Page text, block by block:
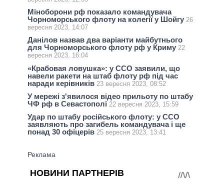
Міноборони рф показало командувача
Чорноморського флоту на колегії у Шойгу 26
вересня 2023, 14:07
Данілов назвав два варіанти майбутнього
для Чорноморського флоту рф у Криму 22
вересня 2023, 16:04
«Крабовая ловушка»: у ССО заявили, що
навели ракети на штаб флоту рф під час
наради керівників 23 вересня 2023, 08:52
У мережі з'явилося відео прильоту по штабу
ЧФ рф в Севастополі 22 вересня 2023, 15:59
Удар по штабу російського флоту: у ССО
заявляють про загибель командувача і ще
понад 30 офіцерів 25 вересня 2023, 13:41